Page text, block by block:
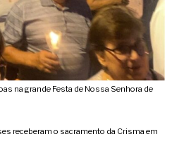
na grande Festa de Nossa Senhora de
receberam o sacramento da Crisma em